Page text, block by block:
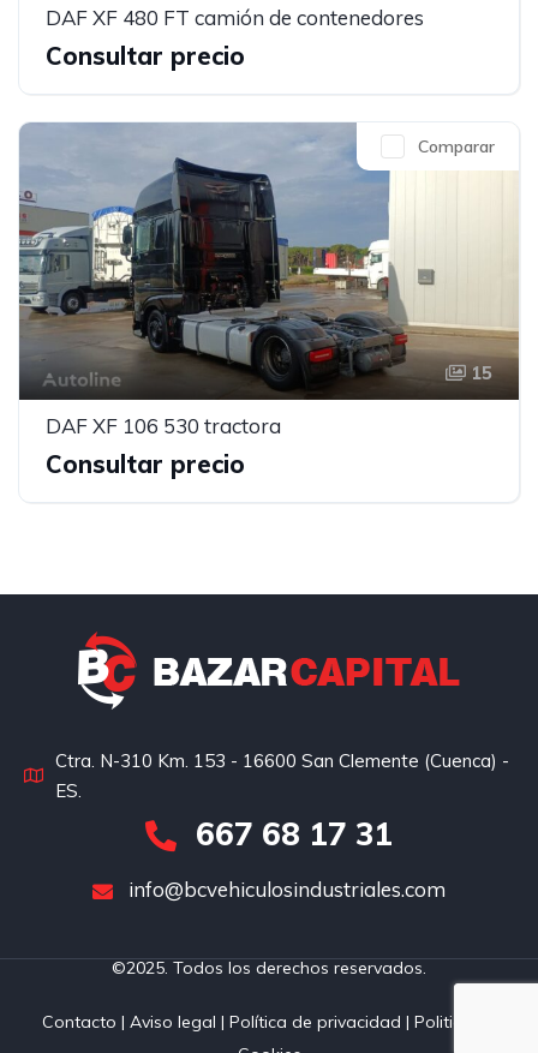
DAF XF 480 FT camión de contenedores
Consultar precio
15
Comparar
DAF XF 106 530 tractora
Consultar precio
Ctra. N-310 Km. 153 - 16600 San Clemente (Cuenca) -
ES.
667 68 17 31
info@bcvehiculosindustriales.com
©2025. Todos los derechos reservados.
Contacto | Aviso legal | Política de privacidad | Politica de